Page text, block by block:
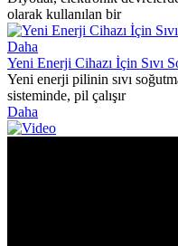
olarak kullanılan bir
Daha
Yeni Enerji Cihazı İçin Sıvı
Yeni enerji pilinin sıvı
sisteminde, pil çalışır
Daha